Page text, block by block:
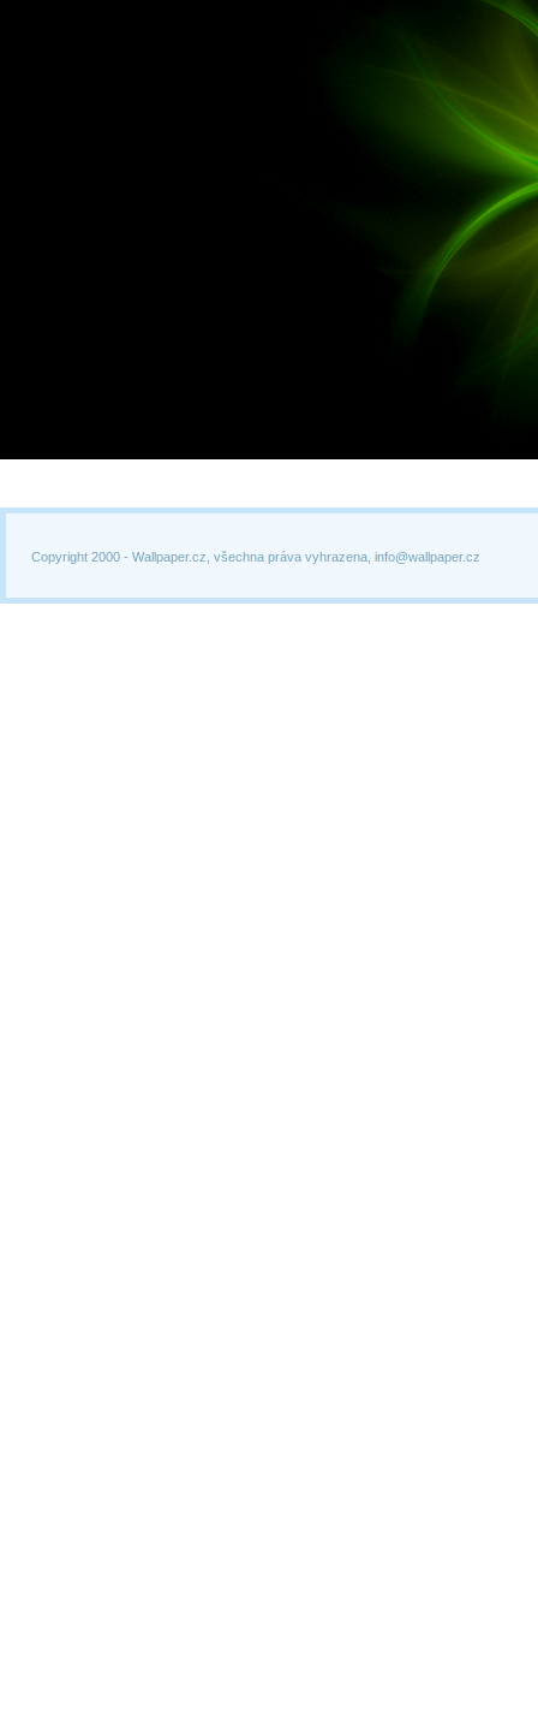
Copyright 2000 - Wallpaper.cz, všechna práva vyhrazena, info@wallpaper.cz